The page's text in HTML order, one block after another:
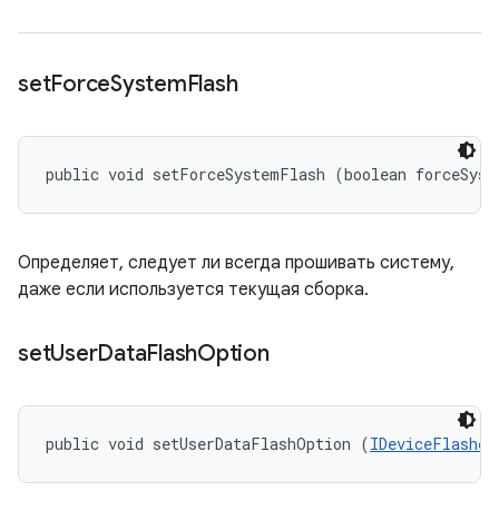
setForceSystemFlash
public void setForceSystemFlash (boolean
Определяет, следует ли всегда прошивать систему,
даже если используется текущая сборка.
setUserDataFlashOption
public void setUserDataFlashOption (